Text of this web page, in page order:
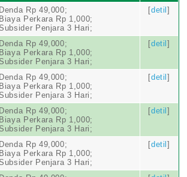
Denda Rp 49,000;
Biaya Perkara Rp 1,000;
Penjara 3 Hari;
[detil]
Denda Rp 49,000;
Biaya Perkara Rp 1,000;
Subsider Penjara 3 Hari;
[detil]
Denda Rp 49,000;
Biaya Perkara Rp 1,000;
Penjara 3 Hari;
[detil]
Denda Rp 49,000;
Biaya Perkara Rp 1,000;
Subsider Penjara 3 Hari;
[detil]
Denda Rp 49,000;
Biaya Perkara Rp 1,000;
Penjara 3 Hari;
[detil]